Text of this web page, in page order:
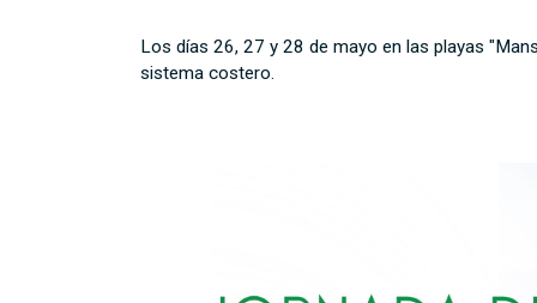
Los días 26, 27 y 28 de mayo en las playas
sistema costero.